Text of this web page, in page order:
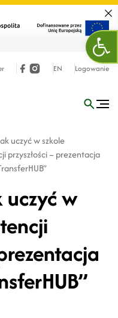
EN Logowanie
uczyć w szkole
przyszłości – prezentacja
w